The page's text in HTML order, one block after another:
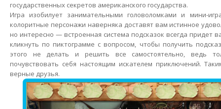
государственных секретов американского государства.
Игра изобилует занимательными головоломками и мини-
колоритные персонажи наверняка доставят вам истинное
но интересно — встроенная система подсказок всегда придет
кликнуть по пиктограмме с вопросом, чтобы получить
этого не делать и решить все самостоятельно, ведь
почувствовать себя настоящим искателем приключений.
верные друзья.